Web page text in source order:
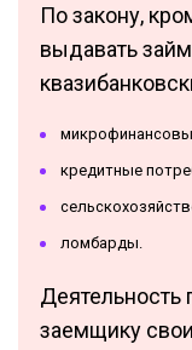
По закону,
выдавать
кредитные
ломбарды.
заемщику